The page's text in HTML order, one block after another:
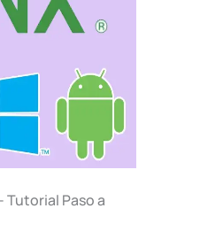
Tutorial Paso a